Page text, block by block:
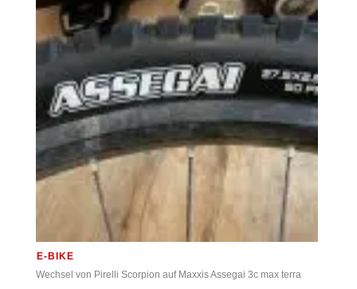
E-BIKE
Wechsel von Pirelli Scorpion auf Maxxis Assegai 3c max terra